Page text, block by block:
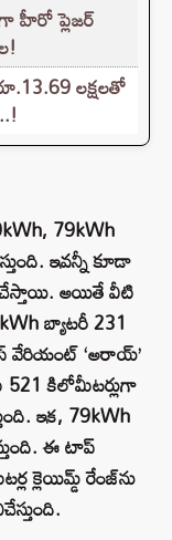
హీరో ప్లెజర్
లక్షలతో
79kWh
ఇవన్నీ కూడా
చేస్తాయి. అయితే వీటి
బ్యాటరీ 231
వేరియంట్ ‘అరాయ్’
521 కిలోమీటర్లుగా
ఇక, 79kWh
ఈ టాప్
క్లెయిమ్డ్ రేంజ్‌ను